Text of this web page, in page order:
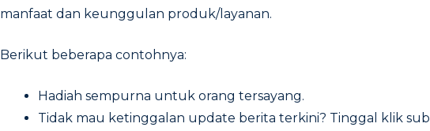
manfaat dan keunggulan produk/layanan.
Berikut beberapa contohnya:
Hadiah sempurna untuk orang tersayang.
Tidak mau ketinggalan update berita terkini? Tinggal klik